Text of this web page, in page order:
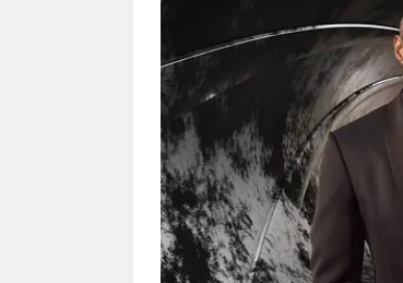
โชคลาภจะมา
และโอกาสดี
ได้ดี ประสบค
เกณฑ์ได้รับมา
คนวันพุธ
ไพ่ประจำวันขอ